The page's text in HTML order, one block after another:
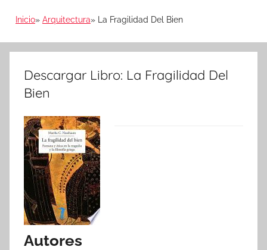
Inicio Arquitectura La Fragilidad Del Bien
Descargar Libro: La Fragilidad Del
Bien
Autores